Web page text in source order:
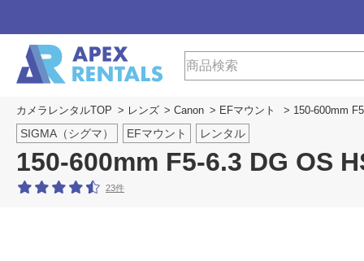
カメラレンタルTOP > レンズ > Canon > EFマウント > 150-600mm
SIGMA（シグマ）
150-600mm F5-6.3 DG OS
EFマウント レンタル
23件